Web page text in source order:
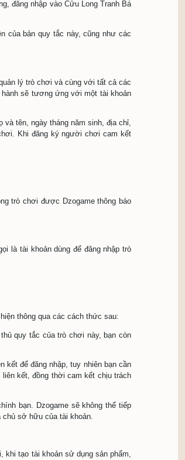
tử được phát hành tại Việt Nam bởi
tắc này. Đặc biệt là những điều
điều khoản riêng biệt khác.
này, bạn vui lòng không sử dụng,
toàn bộ các điều khoản, điều kiện của
từng thời điểm.
phải tuân theo trong hoạt động quản
Thông tin cá nhân gồm có: họ và
và các thông báo, tin tức trong trò
như facebook, gmail…được gọi là